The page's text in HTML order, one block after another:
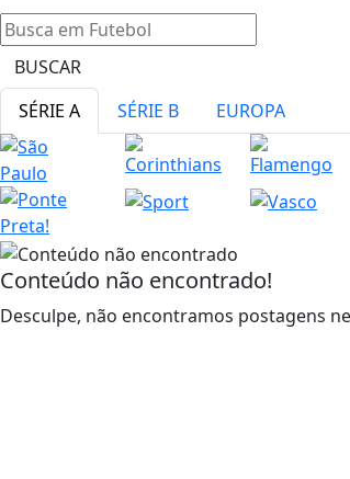
BUSCAR
SÉRIE A
SÉRIE B EUROPA
Conteúdo não encontrado!
Desculpe, não encontramos postagens